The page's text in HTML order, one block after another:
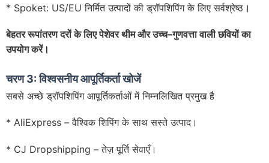
* Spoket: US/EU निर्मित उत्पादों की ड्रॉपशिपिंग के लिए सर्वश्रेष्ठ ।
बेहतर रूपांतरण दरों के लिए पेशेवर थीम और उच्च–गुणवत्ता वाली छवियों का
उपयोग करें।
चरण 3: विश्वसनीय आपूर्तिकर्ता खोजें
सबसे अच्छे ड्रॉपशिपिंग आपूर्तिकर्ताओं में निम्नलिखित प्रमुख है
* AliExpress – वैश्विक शिपिंग के साथ सस्ते उत्पाद।
* CJ Dropshipping – तेज़ पूर्ति सेवाएँ।